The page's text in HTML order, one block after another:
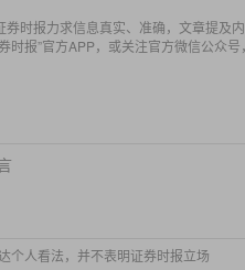
券时报力求信息真实、准确，文章提及
时报”官方APP，或关注官方微信公众
个人看法，并不表明证券时报立场